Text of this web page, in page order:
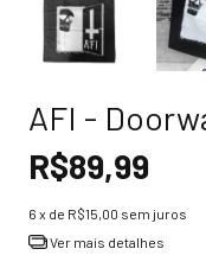
AFI -
R$89,99
6 x de R$15,00 sem juros
Ver mais detalhes